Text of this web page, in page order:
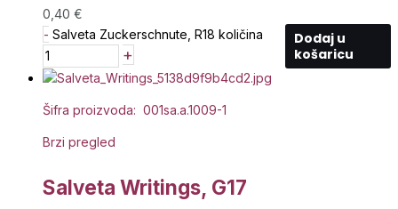
0,40 €
- Salveta Zuckerschnute, R18 količina
+
Dodaj u
košaricu
Šifra proizvoda: 001sa.a.1009-1
Brzi pregled
Salveta Writings, G17